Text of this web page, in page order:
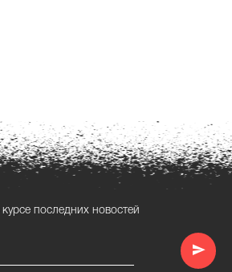
курсе последних новостей